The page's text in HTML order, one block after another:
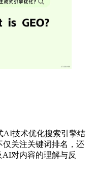
AI技术优化搜索引擎结
仅关注关键词排名，还
对内容的理解与反